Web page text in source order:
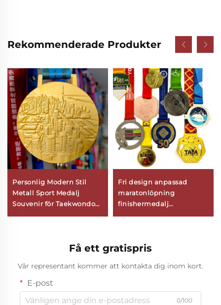
Rekommenderade Produkter
Personlig Modern Stil
Metall Sport Medalj
Souvenir för Taekwondo
Fri design anpassad
maratonlöpning
finishermedalj
aluminiummaterial
Få ett gratispris
Vår representant kommer att kontakta dig inom kort.
E-post
0/100